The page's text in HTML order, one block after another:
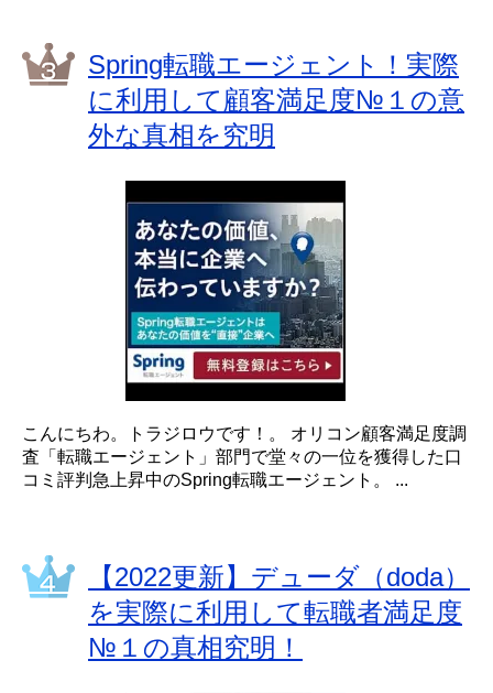
Spring転職エージェント！実際
に利用して顧客満足度№１の意
外な真相を究明
こんにちわ。トラジロウです！。 オリコン顧客満足度調
査「転職エージェント」部門で堂々の一位を獲得した口
コミ評判急上昇中のSpring転職エージェント。 ...
【2022更新】デューダ（doda）
を実際に利用して転職者満足度
№１の真相究明！